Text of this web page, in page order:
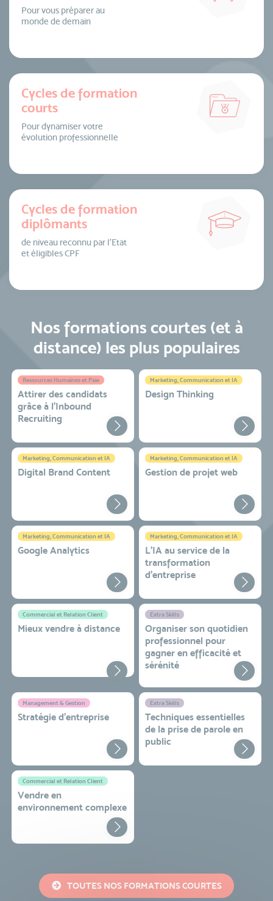
Pour vous préparer au
monde de demain
Cycles de formation
courts
Pour dynamiser votre
évolution professionnelle
Cycles de formation
diplômants
de niveau reconnu par l’Etat
et éligibles CPF
Nos formations courtes (et à
distance) les plus populaires
Ressources Humaines et Paie
Attirer des candidats
grâce à l’Inbound
Recruiting
Marketing, Communication et IA
Design Thinking
Marketing, Communication et IA
Digital Brand Content
Marketing, Communication et IA
Gestion de projet web
Marketing, Communication et IA
Google Analytics
Marketing, Communication et IA
L'IA au service de la
transformation
d'entreprise
Commercial et Relation Client
Mieux vendre à distance
Extra Skills
Organiser son quotidien
professionnel pour
gagner en efficacité et
sérénité
Management & Gestion
Stratégie d’entreprise
Extra Skills
Techniques essentielles
de la prise de parole en
public
Commercial et Relation Client
Vendre en
environnement complexe
TOUTES NOS FORMATIONS COURTES